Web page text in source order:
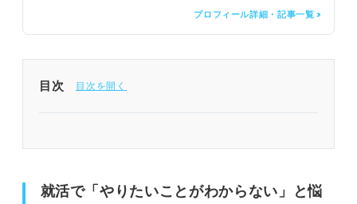
プロフィール詳細・記事一覧 >
目次
私が見てきた「やりたいことがわからない」の中身
就活で「やりたいことがわからない」と悩